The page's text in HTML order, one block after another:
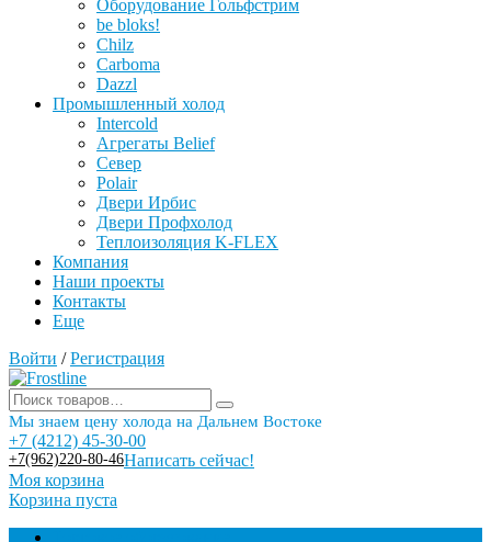
Оборудование Гольфстрим
be bloks!
Chilz
Carboma
Dazzl
Промышленный холод
Intercold
Агрегаты Belief
Север
Polair
Двери Ирбис
Двери Профхолод
Теплоизоляция K-FLEX
Компания
Наши проекты
Контакты
Еще
Войти / Регистрация
Мы знаем цену холода на Дальнем Востоке
+7 (4212) 45-30-00
+7(962)220-80-46Написать сейчас!
Моя корзина
Корзина пуста